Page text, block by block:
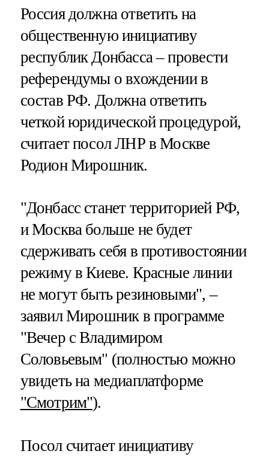
Россия должна ответить на
общественную инициативу
республик Донбасса – провести
референдумы о вхождении в
состав РФ. Должна ответить
четкой юридической процедурой,
считает посол ЛНР в Москве
Родион Мирошник.
"Донбасс станет территорией РФ,
и Москва больше не будет
сдерживать себя в противостоянии
режиму в Киеве. Красные линии
не могут быть резиновыми", –
заявил Мирошник в программе
"Вечер с Владимиром
Соловьевым" (полностью можно
увидеть на медиаплатформе
"Смотрим").
Посол считает инициативу